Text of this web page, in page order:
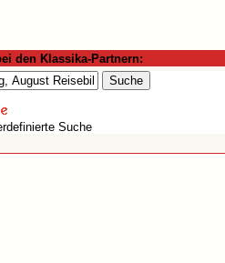
den Klassika-Partnern:
Suche